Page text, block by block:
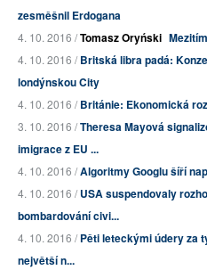
zesměšnil Erdogana
4. 10. 2016 /Tomasz Oryński
4. 10. 2016 /Britská libra padá:
londýnskou City
4. 10. 2016 /Británie: Ekonomická
3. 10. 2016 /Theresa Mayová
imigrace z EU ...
4. 10. 2016 /Algoritmy Googlu šíří
4. 10. 2016 /USA suspendovaly
bombardování civi...
4. 10. 2016 /Pěti leteckými údery za
největší n...